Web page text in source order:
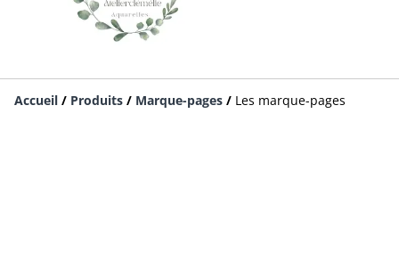
Accueil / Produits / Marque-pages / Les marque-pages